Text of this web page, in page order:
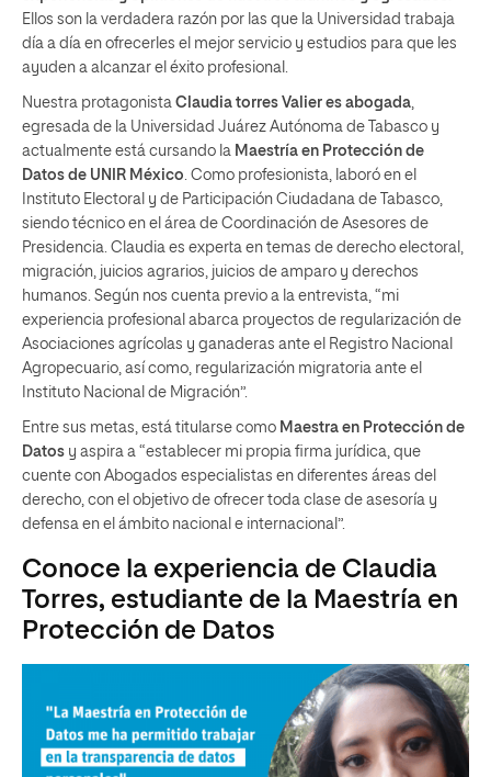
Ellos son la verdadera razón por las que la Universidad trabaja
día a día en ofrecerles el mejor servicio y estudios para que les
ayuden a alcanzar el éxito profesional.
Nuestra protagonista Claudia torres Valier es abogada
egresada de la Universidad Juárez Autónoma de Tabasco y
actualmente está cursando la Maestría en Protección de
Datos de UNIR México . Como profesionista, laboró en el
Instituto Electoral y de Participación Ciudadana de Tabasco,
siendo técnico en el área de Coordinación de Asesores de
Presidencia. Claudia es experta en temas de derecho electoral,
migración, juicios agrarios, juicios de amparo y derechos
humanos. Según nos cuenta previo a la entrevista, “mi
experiencia profesional abarca proyectos de regularización de
Asociaciones agrícolas y ganaderas ante el Registro Nacional
Agropecuario, así como, regularización migratoria ante el
Instituto Nacional de Migración”.
Entre sus metas, está titularse como Maestra en Protección de
Datos y aspira a “establecer mi propia firma jurídica, que
cuente con Abogados especialistas en diferentes áreas del
derecho, con el objetivo de ofrecer toda clase de asesoría y
defensa en el ámbito nacional e internacional”.
Conoce la experiencia de Claudia
Torres, estudiante de la Maestría en
Protección de Datos